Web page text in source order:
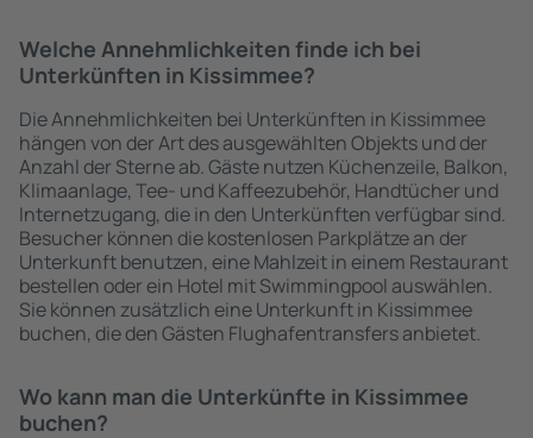
Welche Annehmlichkeiten finde ich bei
Unterkünften in Kissimmee?
Die Annehmlichkeiten bei Unterkünften in Kissimmee
hängen von der Art des ausgewählten Objekts und der
Anzahl der Sterne ab. Gäste nutzen Küchenzeile, Balkon,
Klimaanlage, Tee- und Kaffeezubehör, Handtücher und
Internetzugang, die in den Unterkünften verfügbar sind.
Besucher können die kostenlosen Parkplätze an der
Unterkunft benutzen, eine Mahlzeit in einem Restaurant
bestellen oder ein Hotel mit Swimmingpool auswählen.
Sie können zusätzlich eine Unterkunft in Kissimmee
buchen, die den Gästen Flughafentransfers anbietet.
Wo kann man die Unterkünfte in Kissimmee
buchen?